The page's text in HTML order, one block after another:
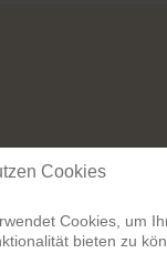
Cookies
Cookies, um
bieten zu